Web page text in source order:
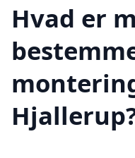
Hvad er